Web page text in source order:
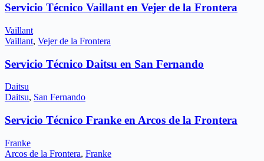
Servicio Técnico Vaillant en Vejer de la Frontera
Vaillant
Vaillant, Vejer de la Frontera
Servicio Técnico Daitsu en San Fernando
Daitsu
Daitsu, San Fernando
Servicio Técnico Franke en Arcos de la Frontera
Franke
Arcos de la Frontera, Franke